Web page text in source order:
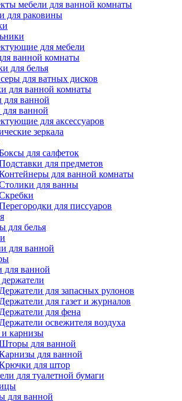
мебели для ванной комнаты
для раковины
для мебели
ванной комнаты
для белья
для ватных дисков
для ванной комнаты
ванной
ванной
для аксессуаров
зеркала
для салфеток
для предметов
для ванной комнаты
для ванны
для писсуаров
для белья
для ванной
для ванной
для запасных рулонов
для газет и журналов
для фена
освежителя воздуха
карнизы
для ванной
для ванной
для штор
для туалетной бумаги
для ванной